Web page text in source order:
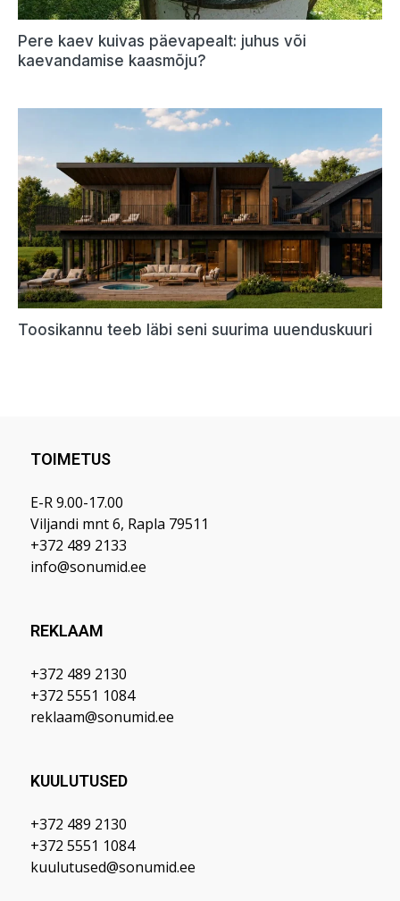
TOIMETUS
E-R 9.00-17.00
Viljandi mnt 6, Rapla 79511
+372 489 2133
info@sonumid.ee
REKLAAM
+372 489 2130
+372 5551 1084
reklaam@sonumid.ee
KUULUTUSED
+372 489 2130
+372 5551 1084
kuulutused@sonumid.ee